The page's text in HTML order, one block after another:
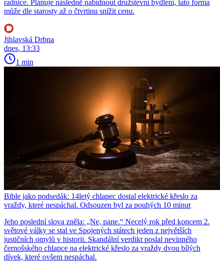
radnice. Plánuje následně nabídnout družstevní bydlení, tato forma
může dle starosty až o čtvrtinu snížit cenu.
Jihlavská Drbna
dnes, 13:33
1 min
Bible jako podsedák: 14letý chlapec dostal elektrické křeslo za
vraždy, které nespáchal. Odsouzen byl za pouhých 10 minut
Jeho poslední slova zněla: „Ne, pane.“ Necelý rok před koncem 2.
světové války se stal ve Spojených státech jeden z největších
justičních omylů v historii. Skandální verdikt poslal nevinného
černošského chlapce na elektrické křeslo za vraždy dvou bílých
dívek, které ovšem nespáchal.